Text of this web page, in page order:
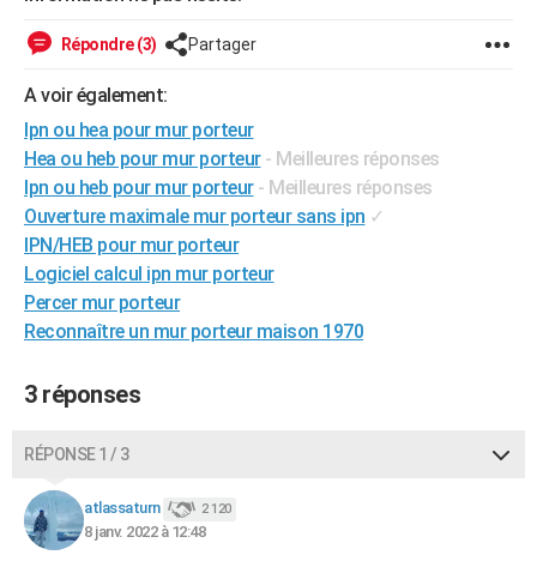
Carte de Noël
Carte Bonne année
Carte Saint-Valentin
Carte Pâques
Carte d'anniversaire
DICTIONNAIRE
PROGRAMME TV
COPAINS D'AVANT
S'inscrire
Se connecter
Lycées
Collèges
Primaires
Universités
Entreprises
Service militaire
Avis de recherche
AVIS DE DÉCÈS
FORUM
Bricolage
Lifestyle
Culture
Sport
Auto
Television
Voyage
Cinema
Répondre (3) Partager
A voir également:
Ipn ou hea pour mur porteur
Hea ou heb pour mur porteur - Meilleures réponses
Ipn ou heb pour mur porteur - Meilleures réponses
Ouverture maximale mur porteur sans ipn ✓
IPN/HEB pour mur porteur
Logiciel calcul ipn mur porteur
Percer mur porteur
Reconnaître un mur porteur maison 1970
3 réponses
RÉPONSE 1 / 3
atlassaturn 2 120
8 janv. 2022 à 12:48